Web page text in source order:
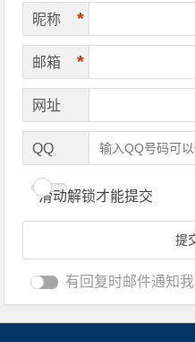
昵称 *
邮箱 *
网址
QQ
滑动解锁才能提交
有回复时邮件通知我